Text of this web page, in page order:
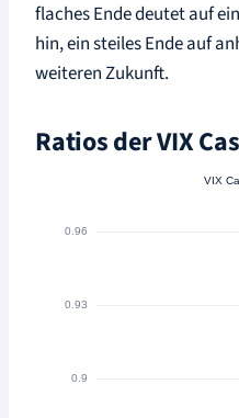
flaches Ende deutet auf
hin, ein steiles Ende auf
weiteren Zukunft.
Ratios der VIX